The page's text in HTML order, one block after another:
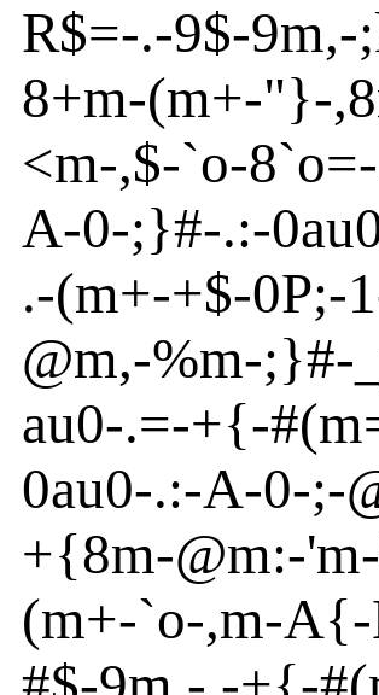
R$=-.-9$-9m,-
8+m-(m+-"}-
<m-,$-`o-8`o=-
A-0-;}#-.:-0au
.-(m+-+$-0P;-1
@m,-%m-;}#-
au0-.=-+{-#(m
0au0-.:-A-0-;-
+{8m-@m:-'m-
(m+-`o-,m-A{-